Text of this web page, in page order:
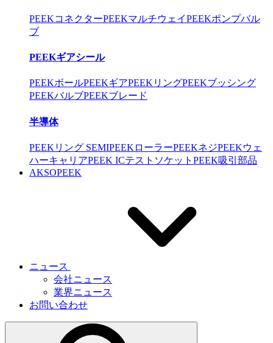
PEEKコネクターPEEKマルチウェイPEEKポンプバル
ブ
PEEKギアシール
PEEKボールPEEKギアPEEKリングPEEKブッシング
PEEKバルブPEEKブレード
半導体
PEEKリング SEMIPEEKローラーPEEKネジPEEKウェ
ハーキャリアPEEK ICテストソケット PEEK吸引部品
AKSOPEEK
ニュース
会社ニュース
業界ニュース
お問い合わせ